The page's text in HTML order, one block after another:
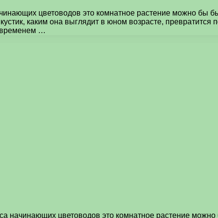
цветоводов это комнатное растение можно бы
каким она выглядит в юном возрасте, превратится
временем …
начинающих цветоводов это комнатное растение